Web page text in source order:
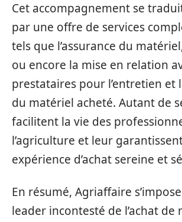
Cet accompagnement se
par une offre de services
tels que l’assurance du
ou encore la mise en relation
prestataires pour l’entretien et
du matériel acheté. Autant de
facilitent la vie des
l’agriculture et leur
expérience d’achat sereine et
En résumé, Agriaffaire
leader incontesté de l’achat de